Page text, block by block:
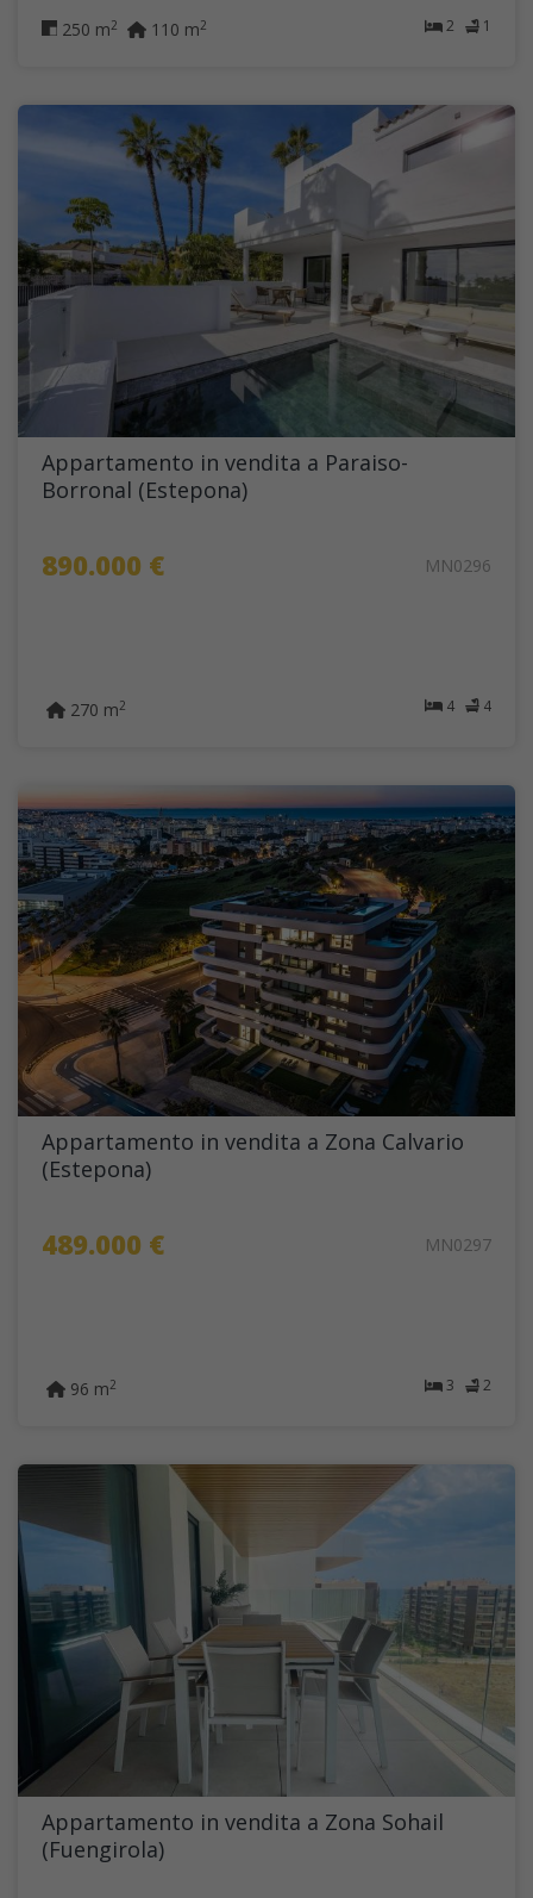
2 1
250 m2 110 m2
Appartamento in vendita a Paraiso-
Borronal (Estepona)
890.000 € MN0296
4 4
270 m2
Appartamento in vendita a Zona Calvario
(Estepona)
489.000 € MN0297
3 2
96 m2
Appartamento in vendita a Zona Sohail
(Fuengirola)